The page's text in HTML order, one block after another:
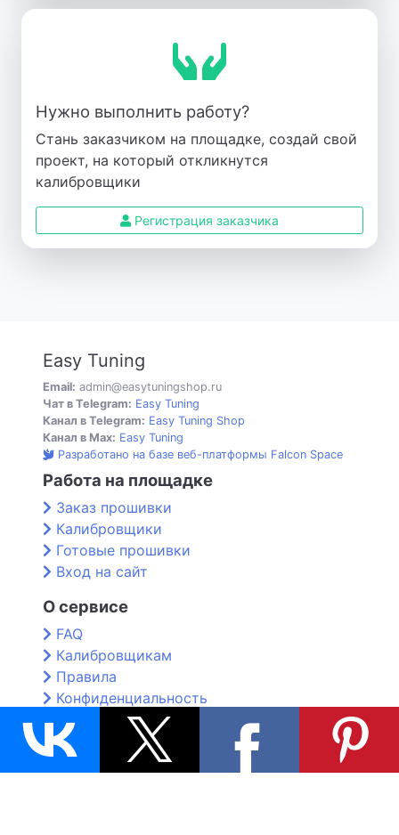
Нужно выполнить работу?
Стань заказчиком на площадке, создай свой
проект, на который откликнутся
калибровщики
Регистрация заказчика
Easy Tuning
Email: admin@easytuningshop.ru
Чат в Telegram: Easy Tuning
Канал в Telegram: Easy Tuning Shop
Канал в Max: Easy Tuning
Разработано на базе веб-платформы Falcon Space
Работа на площадке
Заказ прошивки
Калибровщики
Готовые прошивки
Вход на сайт
О сервисе
FAQ
Калибровщикам
Правила
Конфиденциальность
Контакты